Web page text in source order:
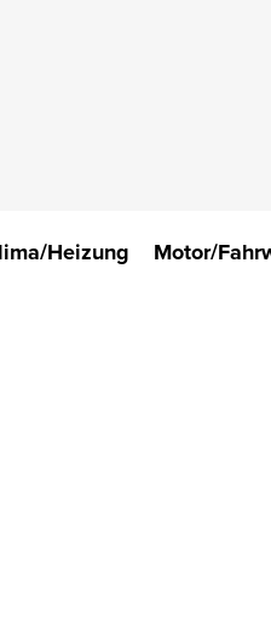
Heizung Motor/